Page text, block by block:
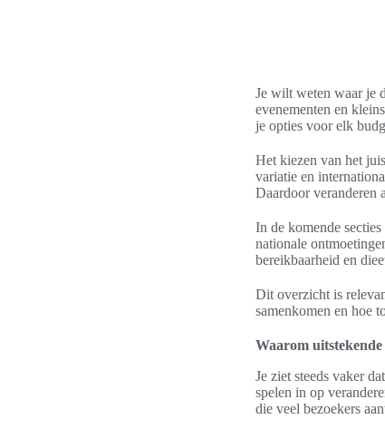
Je wilt weten waar je
evenementen en
je opties voor elk
Het kiezen van het
variatie en
Daardoor veranderen
In de komende
nationale
bereikbaarheid en
Dit overzicht is
samenkomen en hoe
Waarom
Je ziet steeds vaker
spelen in op
die veel bezoekers